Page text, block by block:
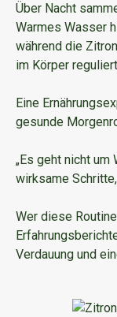
Über Nacht
Warmes Wasser
während die
im Körper
Eine
gesunde
„Es geht nicht um
wirksame
Wer diese
Verdauung und